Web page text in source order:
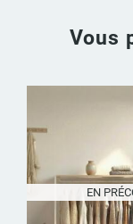
Vous
EN